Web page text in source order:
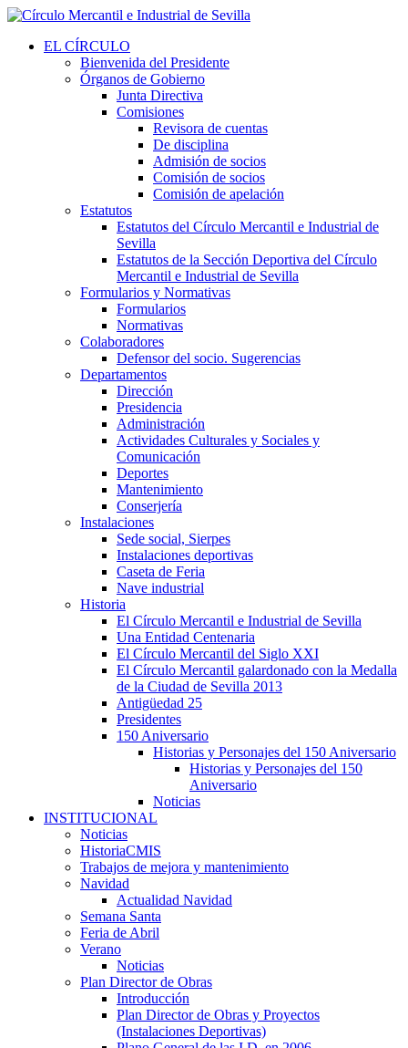
EL CÍRCULO
Bienvenida del Presidente
Órganos de Gobierno
Junta Directiva
Comisiones
Revisora de cuentas
De disciplina
Admisión de socios
Comisión de socios
Comisión de apelación
Estatutos
Estatutos del Círculo Mercantil e Industrial de
Sevilla
Estatutos de la Sección Deportiva del Círculo
Mercantil e Industrial de Sevilla
Formularios y Normativas
Formularios
Normativas
Colaboradores
Defensor del socio. Sugerencias
Departamentos
Dirección
Presidencia
Administración
Actividades Culturales y Sociales y
Comunicación
Deportes
Mantenimiento
Conserjería
Instalaciones
Sede social, Sierpes
Instalaciones deportivas
Caseta de Feria
Nave industrial
Historia
El Círculo Mercantil e Industrial de Sevilla
Una Entidad Centenaria
El Círculo Mercantil del Siglo XXI
El Círculo Mercantil galardonado con la Medalla
de la Ciudad de Sevilla 2013
Antigüedad 25
Presidentes
150 Aniversario
Historias y Personajes del 150 Aniversario
Historias y Personajes del 150
Aniversario
Noticias
INSTITUCIONAL
Noticias
HistoriaCMIS
Trabajos de mejora y mantenimiento
Navidad
Actualidad Navidad
Semana Santa
Feria de Abril
Verano
Noticias
Plan Director de Obras
Introducción
Plan Director de Obras y Proyectos
(Instalaciones Deportivas)